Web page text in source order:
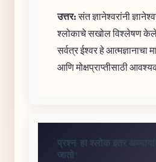
उत्तर:संत ज्ञानेश्वरांनी
श्लोकाचे सखोल विश्लेषण केले
सर्वत्र ईश्वर हे आत्मज्ञानाचा
आणि मोक्षप्राप्तीसाठी
प्रश्न: हा श्लोक इतर
जातो?